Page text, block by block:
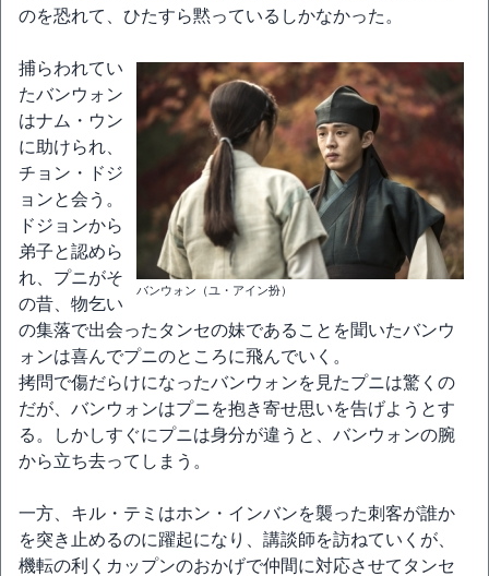
のを恐れて、ひたすら黙っているしかなかった。
バンウォン（ユ・アイン扮）
捕らわれてい
たバンウォン
はナム・ウン
に助けられ、
チョン・ドジ
ョンと会う。
ドジョンから
弟子と認めら
れ、プニがそ
の昔、物乞い
の集落で出会ったタンセの妹であることを聞いたバンウ
ォンは喜んでプニのところに飛んでいく。
拷問で傷だらけになったバンウォンを見たプニは驚くの
だが、バンウォンはプニを抱き寄せ思いを告げようとす
る。しかしすぐにプニは身分が違うと、バンウォンの腕
から立ち去ってしまう。
一方、キル・テミはホン・インバンを襲った刺客が誰か
を突き止めるのに躍起になり、講談師を訪ねていくが、
機転の利くカップンのおかげで仲間に対応させてタンセ